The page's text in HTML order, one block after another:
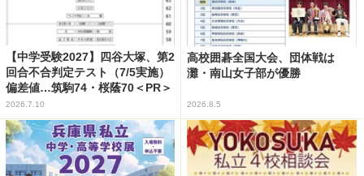
【中学受験2027】四谷大塚、第2
回合不合判定テスト（7/5実施）
偏差値…筑駒74・桜蔭70＜PR＞
2026.7.10
高校囲碁全国大会、団体戦は
灘・南山女子部が優勝
2026.8.5